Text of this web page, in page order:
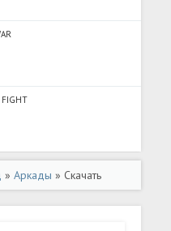
FIGHT
»Аркады » Скачать
(Много денег) на